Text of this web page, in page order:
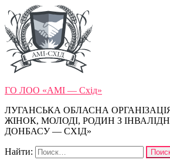
ГО ЛОО «АМІ — Схід»
ЛУГАНСЬКА ОБЛАСНА
ЖІНОК, МОЛОДІ, РОДИН З
ДОНБАСУ — СХІД»
Найти: